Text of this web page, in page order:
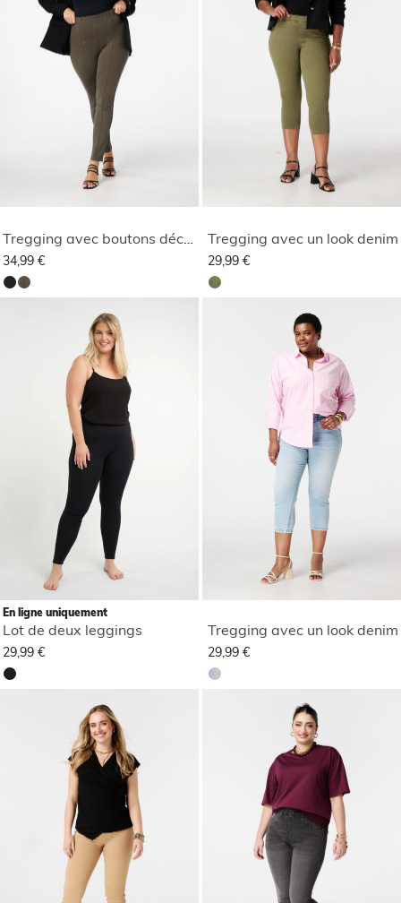
34,99 €
Tregging avec un look denim
29,99 €
En ligne uniquement
Lot de deux leggings
29,99 €
Tregging avec un look denim
29,99 €